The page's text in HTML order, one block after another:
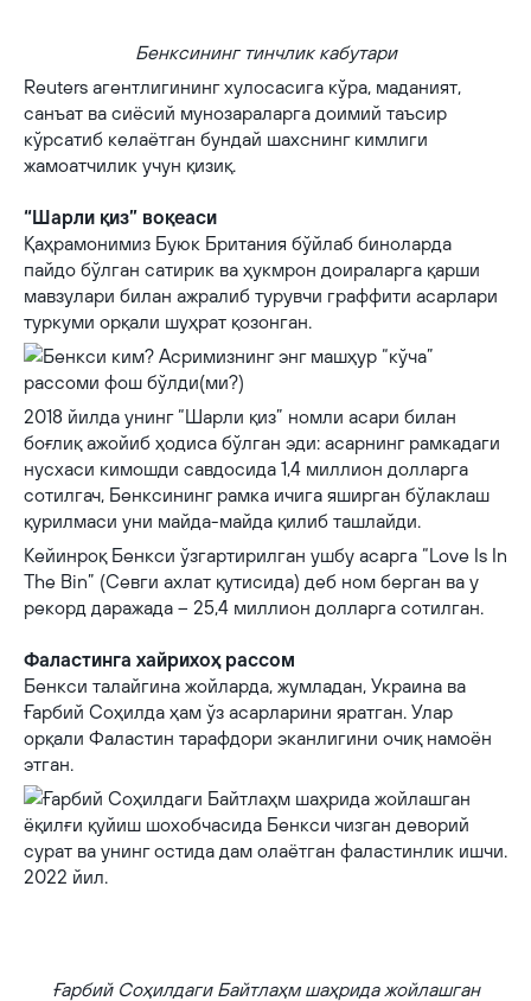
Бенксининг тинчлик кабутари
Reuters агентлигининг хулосасига кўра, маданият,
санъат ва сиёсий мунозараларга доимий таъсир
кўрсатиб келаётган бундай шахснинг кимлиги
жамоатчилик учун қизиқ.
“Шарли қиз” воқеаси
Қаҳрамонимиз Буюк Британия бўйлаб биноларда
пайдо бўлган сатирик ва ҳукмрон доираларга қарши
мавзулари билан ажралиб турувчи граффити асарлари
туркуми орқали шуҳрат қозонган.
2018 йилда унинг “Шарли қиз” номли асари билан
боғлиқ ажойиб ҳодиса бўлган эди: асарнинг рамкадаги
нусхаси кимошди савдосида 1,4 миллион долларга
сотилгач, Бенксининг рамка ичига яширган бўлаклаш
қурилмаси уни майда-майда қилиб ташлайди.
Кейинроқ Бенкси ўзгартирилган ушбу асарга “Love Is In
The Bin” (Севги ахлат қутисида) деб ном берган ва у
рекорд даражада – 25,4 миллион долларга сотилган.
Фаластинга хайрихоҳ рассом
Бенкси талайгина жойларда, жумладан, Украина ва
Ғарбий Соҳилда ҳам ўз асарларини яратган. Улар
орқали Фаластин тарафдори эканлигини очиқ намоён
этган.
Ғарбий Соҳилдаги Байтлаҳм шаҳрида жойлашган